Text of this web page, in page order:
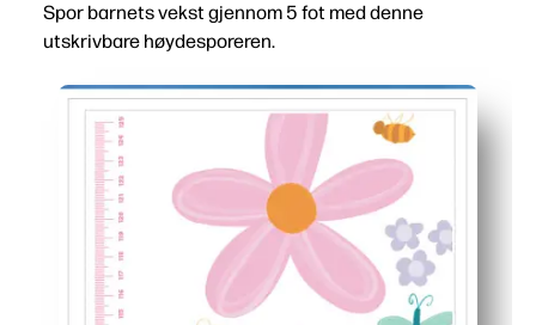
Spor barnets vekst gjennom 5 fot med denne
utskrivbare høydesporeren.